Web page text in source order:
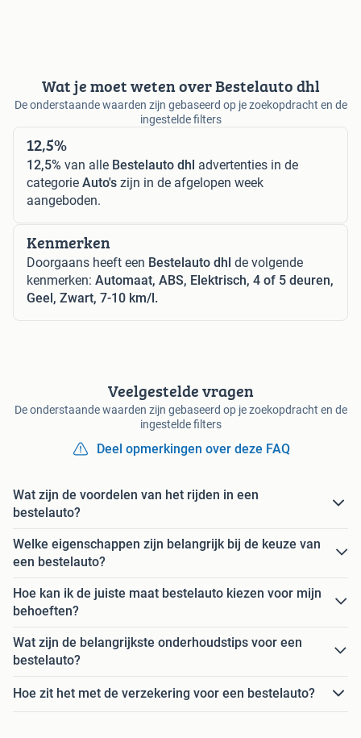
Wat je moet weten over Bestelauto dhl
De onderstaande waarden zijn gebaseerd op je zoekopdracht en de
ingestelde filters
12,5%
12,5% van alle Bestelauto dhl advertenties in de
categorie Auto's zijn in de afgelopen week
aangeboden.
Kenmerken
Doorgaans heeft een Bestelauto dhl de volgende
kenmerken: Automaat, ABS, Elektrisch, 4 of 5 deuren,
Geel, Zwart, 7-10 km/l.
Veelgestelde vragen
De onderstaande waarden zijn gebaseerd op je zoekopdracht en de
ingestelde filters
Deel opmerkingen over deze FAQ
Wat zijn de voordelen van het rijden in een
bestelauto?
Welke eigenschappen zijn belangrijk bij de keuze van
een bestelauto?
Hoe kan ik de juiste maat bestelauto kiezen voor mijn
behoeften?
Wat zijn de belangrijkste onderhoudstips voor een
bestelauto?
Hoe zit het met de verzekering voor een bestelauto?